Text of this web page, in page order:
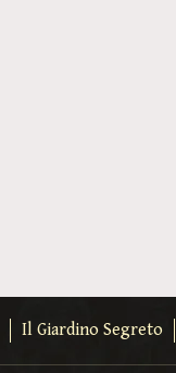
Il Giardino Segreto